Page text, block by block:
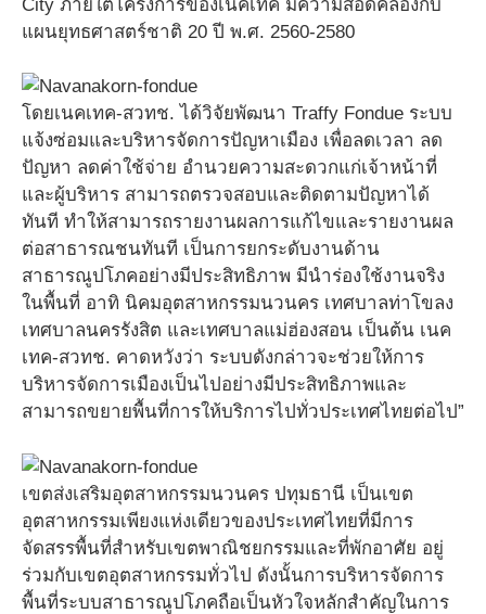
City ภายใต้โครงการของเนคเทค มีความสอดคล้องกับ
แผนยุทธศาสตร์ชาติ 20 ปี พ.ศ. 2560-2580
โดยเนคเทค-สวทช. ได้วิจัยพัฒนา Traffy Fondue ระบบ
แจ้งซ่อมและบริหารจัดการปัญหาเมือง เพื่อลดเวลา ลด
ปัญหา ลดค่าใช้จ่าย อำนวยความสะดวกแก่เจ้าหน้าที่
และผู้บริหาร สามารถตรวจสอบและติดตามปัญหาได้
ทันที ทำให้สามารถรายงานผลการแก้ไขและรายงานผล
ต่อสาธารณชนทันที เป็นการยกระดับงานด้าน
สาธารณูปโภคอย่างมีประสิทธิภาพ มีนำร่องใช้งานจริง
ในพื้นที่ อาทิ นิคมอุตสาหกรรมนวนคร เทศบาลท่าโขลง
เทศบาลนครรังสิต และเทศบาลแม่ฮ่องสอน เป็นต้น เนค
เทค-สวทช. คาดหวังว่า ระบบดังกล่าวจะช่วยให้การ
บริหารจัดการเมืองเป็นไปอย่างมีประสิทธิภาพและ
สามารถขยายพื้นที่การให้บริการไปทั่วประเทศไทยต่อไป”
เขตส่งเสริมอุตสาหกรรมนวนคร ปทุมธานี เป็นเขต
อุตสาหกรรมเพียงแห่งเดียวของประเทศไทยที่มีการ
จัดสรรพื้นที่สำหรับเขตพาณิชยกรรมและที่พักอาศัย อยู่
ร่วมกับเขตอุตสาหกรรมทั่วไป ดังนั้นการบริหารจัดการ
พื้นที่ระบบสาธารณูปโภคถือเป็นหัวใจหลักสำคัญในการ